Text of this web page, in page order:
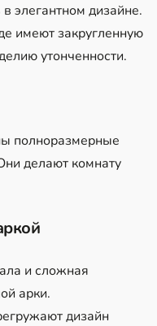
элегантном дизайне.
имеют закругленную
утонченности.
полноразмерные
делают комнату
и сложная
арки.
дизайн